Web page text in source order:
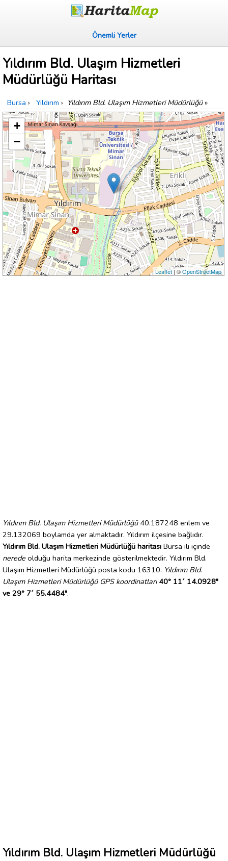
Önemli Yerler
Yıldırım Bld. Ulaşım Hizmetleri
Müdürlüğü Haritası
Bursa › Yıldırım › Yıldırım Bld. Ulaşım Hizmetleri Müdürlüğü»
+
−
Leaflet| ©OpenStreetMap
Yıldırım Bld. Ulaşım Hizmetleri Müdürlüğü40.187248 enlem ve
29.132069 boylamda yer almaktadır. Yıldırım ilçesine bağlıdır.
Yıldırım Bld. Ulaşım Hizmetleri Müdürlüğü haritası Bursa ili içinde
nerede olduğu harita merkezinde gösterilmektedir. Yıldırım Bld.
Ulaşım Hizmetleri Müdürlüğü posta kodu 16310. Yıldırım Bld.
Ulaşım Hizmetleri Müdürlüğü GPS koordinatları 40° 11´ 14.0928"
ve 29° 7´ 55.4484".
Yıldırım Bld. Ulaşım Hizmetleri Müdürlüğü